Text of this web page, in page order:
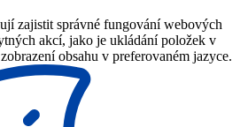
zajistit správné fungování webových
akcí, jako je ukládání položek v
obsahu v preferovaném jazyce.